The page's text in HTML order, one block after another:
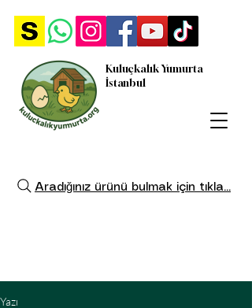
Kuluçkalık Yumurta
İstanbul
Aradığınız ürünü bulmak için tıkla...
Yazı